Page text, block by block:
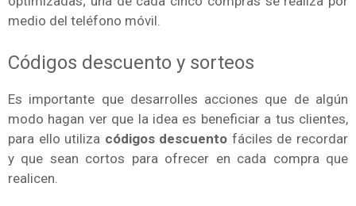
medio del teléfono móvil.
Códigos descuento y sorteos
Es importante que desarrolles acciones que de algún
modo hagan ver que la idea es beneficiar a tus clientes,
para ello utiliza códigos descuento fáciles de recordar
y que sean cortos para ofrecer en cada compra que
realicen.